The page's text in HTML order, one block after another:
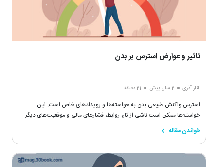
تاثیر و عوارض استرس بر بدن
الناز آذری 2 سال پیش 21 دقیقه
استرس واکنش طبیعی بدن به خواسته‌ها و رویدادهای خاص است. این
خواسته‌ها ممکن است ناشی از کار، روابط، فشارهای مالی و موقعیت‌های دیگر
باشد اما هر چیزی که یک چالش یا تهدید واقعی برای رفاه افراد به حساب بیاید
می‌تواند باعث استرس شود.
خواندن مقاله